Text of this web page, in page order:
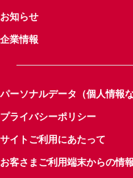
お知らせ
企業情報
パーソナルデータ（個人情報
プライバシーポリシー
サイトご利用にあたって
お客さまご利用端末からの情